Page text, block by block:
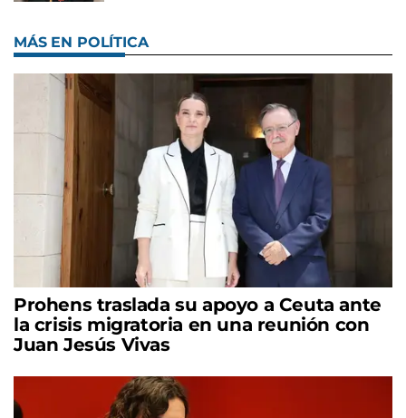
MÁS EN POLÍTICA
Prohens traslada su apoyo a Ceuta ante
la crisis migratoria en una reunión con
Juan Jesús Vivas